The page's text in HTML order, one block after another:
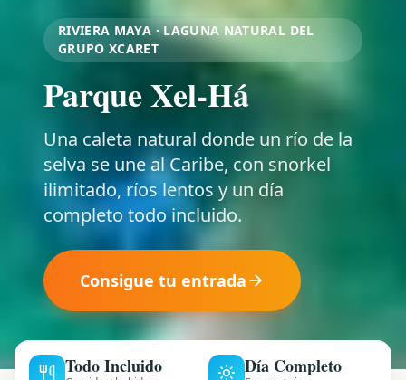
RIVIERA MAYA · LAGUNA NATURAL DEL
GRUPO XCARET
Parque Xel-Há
Una caleta natural donde un río de la
selva se une al Caribe, con snorkel
ilimitado, ríos lentos y un día
completo todo incluido.
Consigue tu entrada
Todo Incluido Día Completo